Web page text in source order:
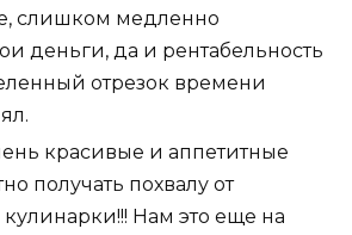
слишком медленно
деньги, да и рентабельность
отрезок времени
красивые и аппетитные
получать похвалу от
Нам это еще на